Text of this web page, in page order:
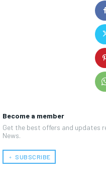
Become a member
Get the best offers and updates
News.
﹢ SUBSCRIBE